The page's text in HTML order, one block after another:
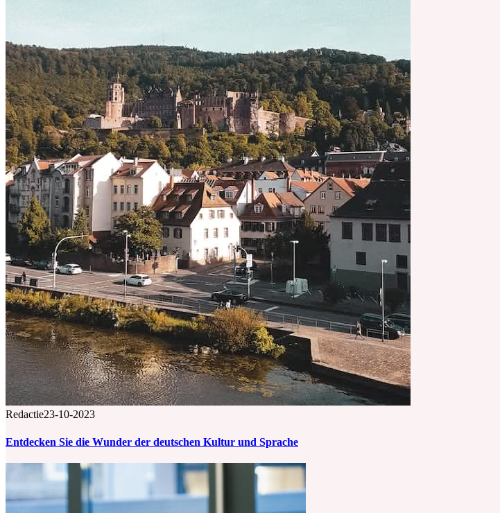
Redactie23-10-2023
Entdecken Sie die Wunder der deutschen Kultur und Sprache